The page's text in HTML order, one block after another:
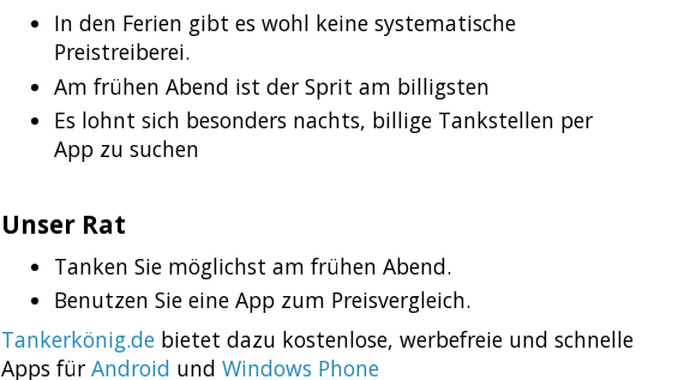
In den Ferien gibt es wohl keine systematische
Preistreiberei.
Am frühen Abend ist der Sprit am billigsten
Es lohnt sich besonders nachts, billige Tankstellen per
App zu suchen
Unser Rat
Tanken Sie möglichst am frühen Abend.
Benutzen Sie eine App zum Preisvergleich.
Tankerkönig.de bietet dazu kostenlose, werbefreie und schnelle
Apps für Android und Windows Phone